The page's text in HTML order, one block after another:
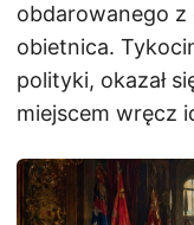
obdarowanego z
obietnica.
polityki, okazał
miejscem wręcz